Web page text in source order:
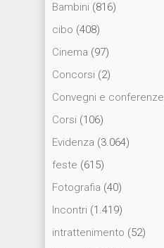
Bambini (816)
cibo (408)
Cinema (97)
Concorsi (2)
Convegni e conferenze
Corsi (106)
Evidenza (3.064)
feste (615)
Fotografia (40)
Incontri (1.419)
intrattenimento (52)